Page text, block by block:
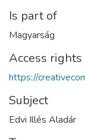
Is part of
Magyarság
Access rights
https://
Subject
Edvi Illés Aladár